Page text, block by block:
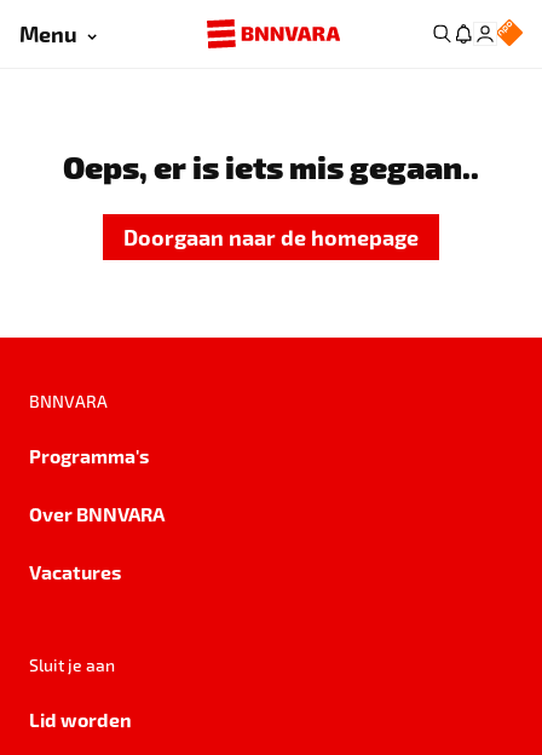
Menu
Oeps, er is iets mis gegaan..
Doorgaan naar de homepage
BNNVARA
Programma's
Over BNNVARA
Vacatures
Sluit je aan
Lid worden